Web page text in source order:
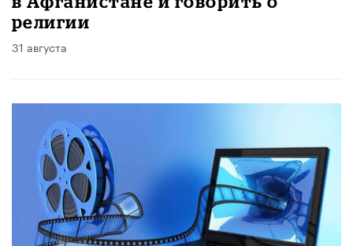
религии
31 августа